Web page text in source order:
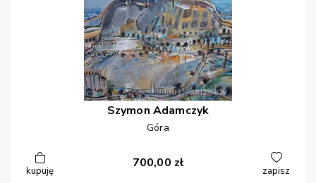
Szymon Adamczyk
Góra
kupuję
700,00 zł
zapisz